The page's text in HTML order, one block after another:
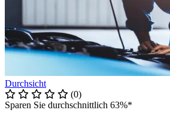
Durchsicht
(0)
Sparen Sie durchschnittlich 63%*